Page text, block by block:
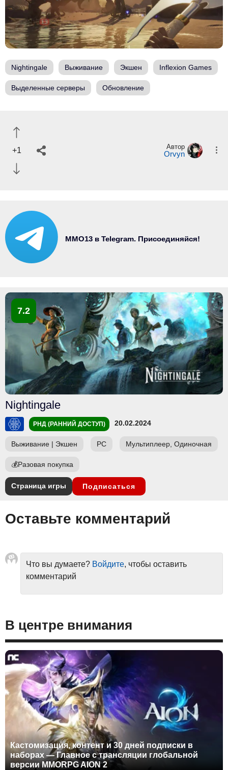
Nightingale Выживание Экшен Inflexion Games
Выделенные серверы Обновление
+1 Автор
Orvyn
MMO13 в Telegram. Присоединяйся!
7.2
Nightingale
РНД (РАННИЙ ДОСТУП) 20.02.2024
Выживание | Экшен PC Мультиплеер, Одиночная
💰Разовая покупка
Страница игры Подписаться
Оставьте комментарий
Что вы думаете? Войдите, чтобы оставить
комментарий
В центре внимания
Кастомизация, контент и 30 дней подписки в
наборах — Главное с трансляции глобальной
версии MMORPG AION 2